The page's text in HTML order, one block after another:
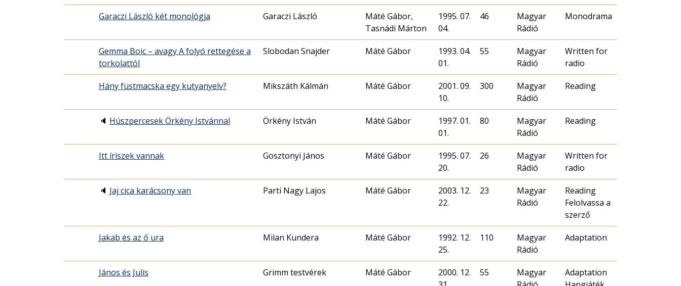
Garaczi László két monológja Garaczi László
Máté Gábor,
Tasnádi Márton
1995. 07.
04.
46
Magyar
Rádió
Monodrama
Gemma Boic – avagy A folyó rettegése a
torkolattól
Slobodan Snajder Máté Gábor
1993. 04.
01.
55
Magyar
Rádió
Written for
radio
Hány füstmacska egy kutyanyelv? Mikszáth Kálmán Máté Gábor
2001. 09.
10.
300
Magyar
Rádió
Reading
🔈 Húszpercesek Örkény Istvánnal Örkény István Máté Gábor
1997. 01.
01.
80
Magyar
Rádió
Reading
Itt íriszek vannak Gosztonyi János Máté Gábor
1995. 07.
20.
26
Magyar
Rádió
Written for
radio
🔈 Jaj cica karácsony van Parti Nagy Lajos Máté Gábor
2003. 12.
22.
23
Magyar
Rádió
Reading
Felolvassa a
szerző
Jakab és az ő ura Milan Kundera Máté Gábor
1992. 12.
25.
110
Magyar
Rádió
Adaptation
János és Julis Grimm testvérek Máté Gábor
2000. 12.
55
Magyar
Adaptation